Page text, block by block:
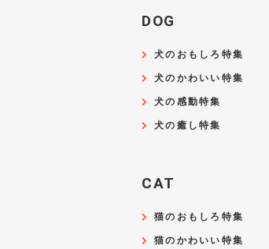
DOG
犬のおもしろ特集
犬のかわいい特集
犬の感動特集
犬の癒し特集
CAT
猫のおもしろ特集
猫のかわいい特集